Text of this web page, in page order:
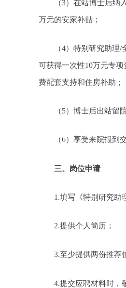
（3）在站博士后纳入
万元的安家补贴；
（4）特别研究助理/
可获得一次性10万元专项
费配套支持和住房补助；
（5）博士后出站留
（6）享受来院报到
三、岗位申请
1.填写《特别研究助
2.提供个人简历；
3.至少提供两份推荐
4.提交应聘材料时，